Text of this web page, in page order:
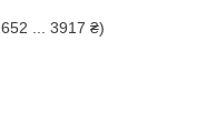
... 3917 ₴)